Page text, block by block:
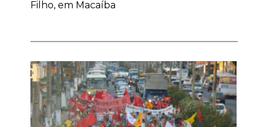
Filho, em Macaíba